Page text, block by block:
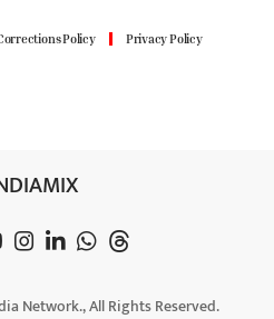
Policy Privacy Policy
Network., All Rights Reserved.